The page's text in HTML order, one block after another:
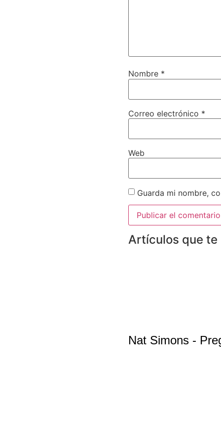
Nombre *
Correo electrónico *
Web
Guarda mi nombre,
Artículos que
Nat Simons -